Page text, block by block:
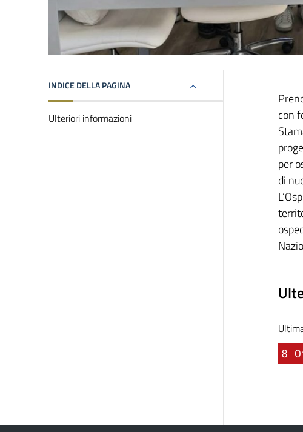
INDICE DELLA PAGINA
Ulteriori informazioni
con
per
di
8